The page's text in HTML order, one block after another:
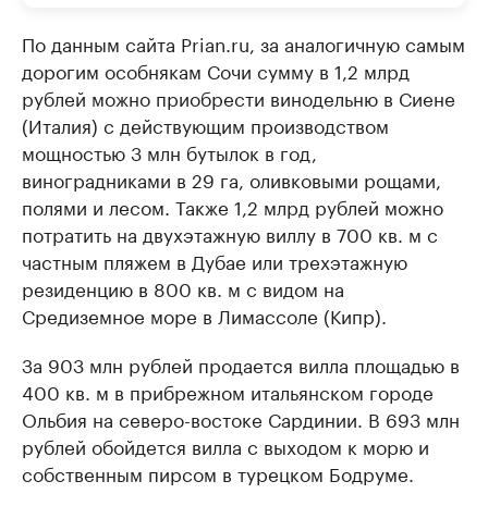
По данным сайта Prian.ru, за аналогичную самым
дорогим особнякам Сочи сумму в 1,2 млрд
рублей можно приобрести винодельню в Сиене
(Италия) с действующим производством
мощностью 3 млн бутылок в год,
виноградниками в 29 га, оливковыми рощами,
полями и лесом. Также 1,2 млрд рублей можно
потратить на двухэтажную виллу в 700 кв. м с
частным пляжем в Дубае или трехэтажную
резиденцию в 800 кв. м с видом на
Средиземное море в Лимассоле (Кипр).
За 903 млн рублей продается вилла площадью в
400 кв. м в прибрежном итальянском городе
Ольбия на северо-востоке Сардинии. В 693 млн
рублей обойдется вилла с выходом к морю и
собственным пирсом в турецком Бодруме.